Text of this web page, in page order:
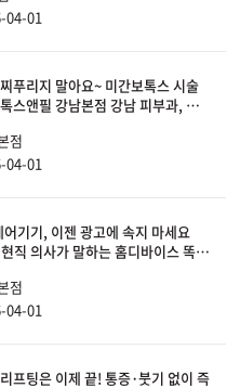
04-01
푸리지 말아요~ 미간보톡스 시술
스앤필 강남본점 강남 피부과, 보톡
점
04-01
어기기, 이젠 광고에 속지 마세요
직 의사가 말하는 홈디바이스 똑똑
점
04-01
프팅은 이제 끝! 통증·붓기 없이 즉